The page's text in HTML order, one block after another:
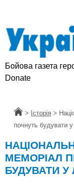
Бойова газета
Donate
Головна
> Історія >
почнуть будувати у
МЕМОРІАЛ
БУДУВАТИ У